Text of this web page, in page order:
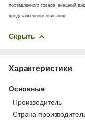
поставленного товара, внешний
представленного описания.
Скрыть
Характеристики
Основные
Производитель
Страна